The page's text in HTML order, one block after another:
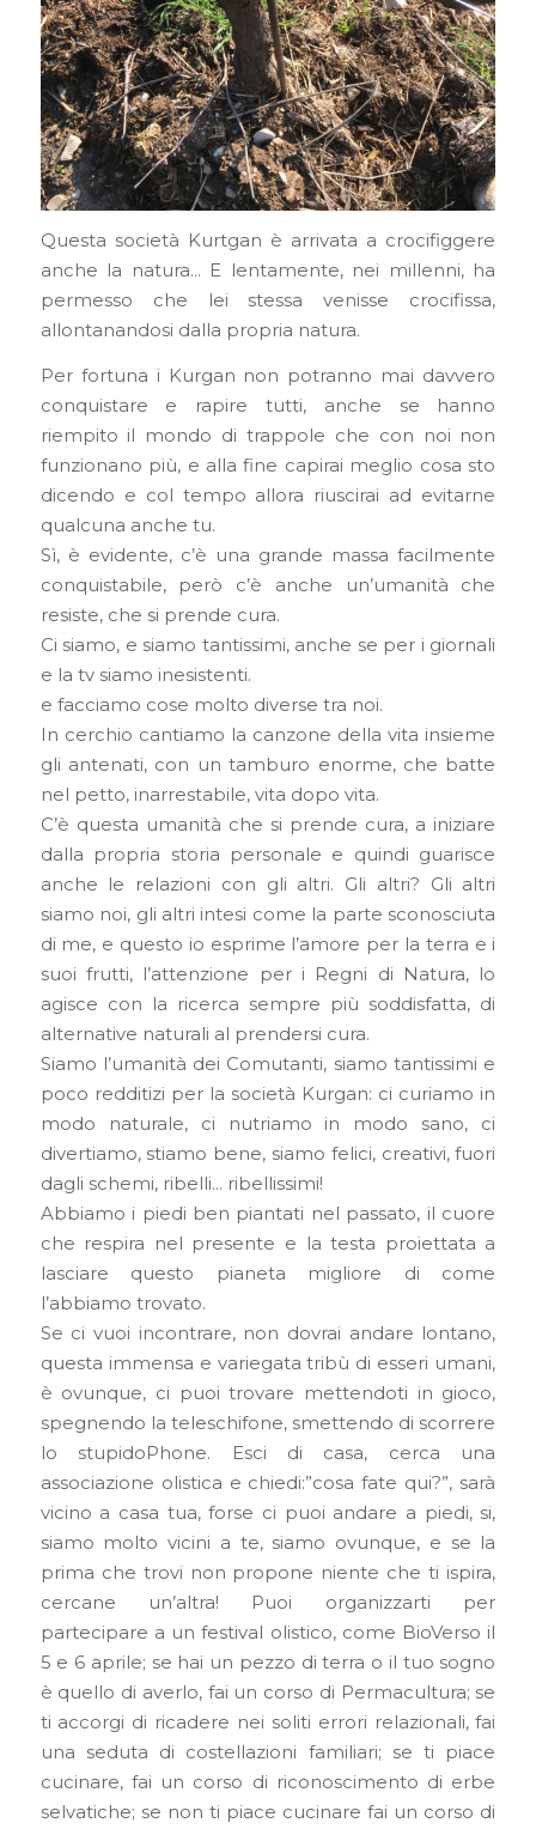
Questa società Kurtgan è arrivata a crocifiggere
anche la natura… E lentamente, nei millenni, ha
permesso che lei stessa venisse crocifissa,
allontanandosi dalla propria natura.
Per fortuna i Kurgan non potranno mai davvero
conquistare e rapire tutti, anche se hanno
riempito il mondo di trappole che con noi non
funzionano più, e alla fine capirai meglio cosa sto
dicendo e col tempo allora riuscirai ad evitarne
qualcuna anche tu.
Sì, è evidente, c’è una grande massa facilmente
conquistabile, però c’è anche un’umanità che
resiste, che si prende cura.
Ci siamo, e siamo tantissimi, anche se per i giornali
e la tv siamo inesistenti.
e facciamo cose molto diverse tra noi.
In cerchio cantiamo la canzone della vita insieme
gli antenati, con un tamburo enorme, che batte
nel petto, inarrestabile, vita dopo vita.
C’è questa umanità che si prende cura, a iniziare
dalla propria storia personale e quindi guarisce
anche le relazioni con gli altri. Gli altri? Gli altri
siamo noi, gli altri intesi come la parte sconosciuta
di me, e questo io esprime l’amore per la terra e i
suoi frutti, l’attenzione per i Regni di Natura, lo
agisce con la ricerca sempre più soddisfatta, di
alternative naturali al prendersi cura.
Siamo l’umanità dei Comutanti, siamo tantissimi e
poco redditizi per la società Kurgan: ci curiamo in
modo naturale, ci nutriamo in modo sano, ci
divertiamo, stiamo bene, siamo felici, creativi, fuori
dagli schemi, ribelli… ribellissimi!
Abbiamo i piedi ben piantati nel passato, il cuore
che respira nel presente e la testa proiettata a
lasciare questo pianeta migliore di come
l’abbiamo trovato.
Se ci vuoi incontrare, non dovrai andare lontano,
questa immensa e variegata tribù di esseri umani,
è ovunque, ci puoi trovare mettendoti in gioco,
spegnendo la teleschifone, smettendo di scorrere
lo stupidoPhone. Esci di casa, cerca una
associazione olistica e chiedi:”cosa fate qui?”, sarà
vicino a casa tua, forse ci puoi andare a piedi, si,
siamo molto vicini a te, siamo ovunque, e se la
prima che trovi non propone niente che ti ispira,
cercane un’altra! Puoi organizzarti per
partecipare a un festival olistico, come BioVerso il
5 e 6 aprile; se hai un pezzo di terra o il tuo sogno
è quello di averlo, fai un corso di Permacultura; se
ti accorgi di ricadere nei soliti errori relazionali, fai
una seduta di costellazioni familiari; se ti piace
cucinare, fai un corso di riconoscimento di erbe
selvatiche; se non ti piace cucinare fai un corso di